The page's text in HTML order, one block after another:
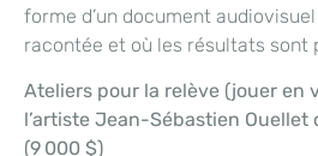
forme d’un document
racontée et où les résultats sont
Ateliers pour la relève (jouer en
l’artiste Jean-Sébastien
(9 000 $)